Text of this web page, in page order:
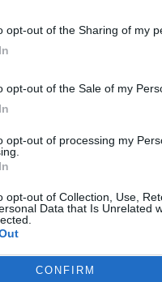
opt-out of the Sharing of my
opt-out of the Sale of my
opt-out of processing my
opt-out of Collection, Use,
Data that Is Unrelated
CONFIRM
un'angoscia. Oggi non
mi basta".
Sab 16 maggio 2026 alle